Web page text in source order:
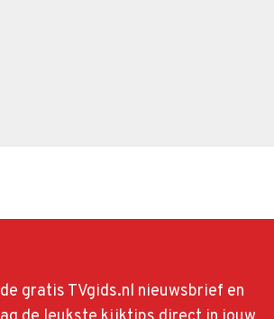
gratis TVgids.nl nieuwsbrief en